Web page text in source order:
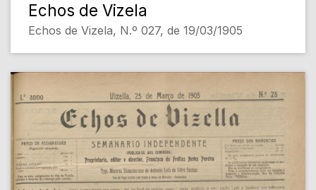
Echos de Vizela
Echos de Vizela, N.º 027, de 19/03/1905